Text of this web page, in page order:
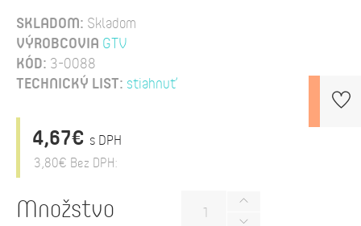
SKLADOM: Skladom
VÝROBCOVIA GTV
KÓD: 3-0088
TECHNICKÝ LIST: stiahnuť
4,67€ s DPH
3,80€ Bez DPH:
Množstvo